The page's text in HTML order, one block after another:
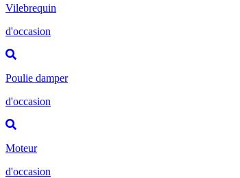
Vilebrequin
d'occasion
Poulie damper
d'occasion
Moteur
d'occasion